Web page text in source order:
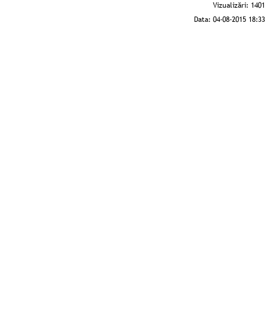
Vizualizări: 1401
Data: 04-08-2015 18:33